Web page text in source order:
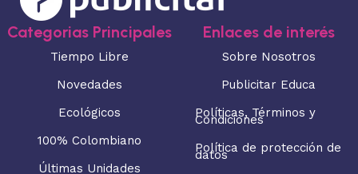
Categorias Principales
Tiempo Libre
Novedades
Ecológicos
100% Colombiano
Últimas Unidades
Enlaces de interés
Sobre Nosotros
Publicitar Educa
Políticas, Términos y
Condiciones
Política de protección de
datos